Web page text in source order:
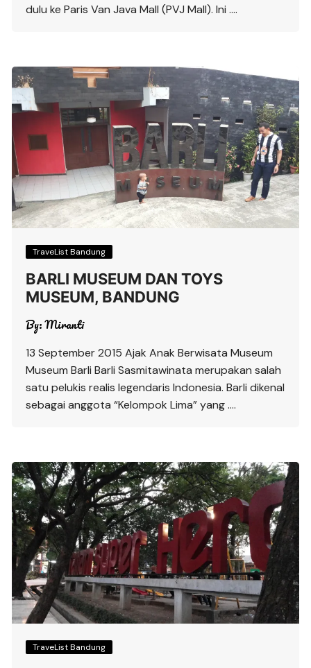
dulu ke Paris Van Java Mall (PVJ Mall). Ini ….
TraveList Bandung
BARLI MUSEUM DAN TOYS
MUSEUM, BANDUNG
By:Miranti
13 September 2015 Ajak Anak Berwisata Museum
Museum Barli Barli Sasmitawinata merupakan salah
satu pelukis realis legendaris Indonesia. Barli dikenal
sebagai anggota “Kelompok Lima” yang ….
TraveList Bandung